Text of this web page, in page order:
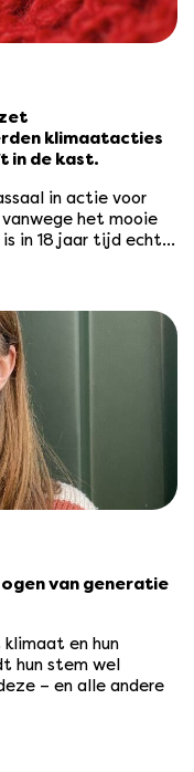
klimaatacties
in de kast.
in actie voor
het mooie
in 18 jaar tijd echt…
van generatie
en hun
hun stem wel
– en alle andere